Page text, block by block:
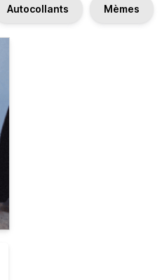
Autocollants Mèmes